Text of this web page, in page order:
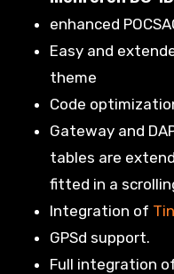
enhanced
Easy and
theme
Code
Gateway and
tables are
fitted in a
Integration of
GPSd support.
Full integration